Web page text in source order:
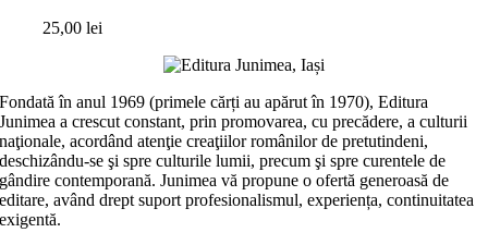
25,00lei
Fondată în anul 1969 (primele cărți au apărut în 1970), Editura
Junimea a crescut constant, prin promovarea, cu precădere, a culturii
naţionale, acordând atenţie creaţiilor românilor de pretutindeni,
deschizându-se şi spre culturile lumii, precum şi spre curentele de
gândire contemporană. Junimea vă propune o ofertă generoasă de
editare, având drept suport profesionalismul, experiența, continuitatea
exigentă.